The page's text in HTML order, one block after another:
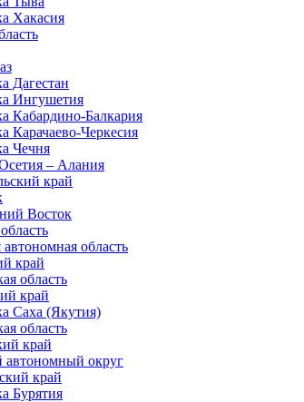
Хакасия
Дагестан
Ингушетия
Кабардино-Балкария
Карачаево-Черкесия
Чечня
– Алания
край
Восток
область
край
область
край
Саха (Якутия)
область
край
автономный округ
край
Бурятия